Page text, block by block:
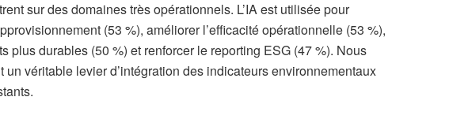
sur des domaines très opérationnels. L’IA est utilisée pour
(53 %), améliorer l’efficacité opérationnelle (53 %),
plus durables (50 %) et renforcer le reporting ESG (47 %). Nous
un véritable levier d’intégration des indicateurs environnementaux